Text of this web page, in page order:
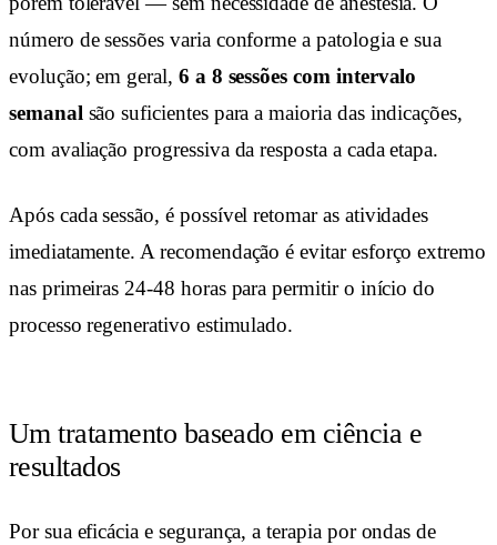
número de sessões varia conforme a patologia e sua
evolução; em geral, 6 a 8 sessões com intervalo
semanal são suficientes para a maioria das indicações,
com avaliação progressiva da resposta a cada etapa.
Após cada sessão, é possível retomar as atividades
imediatamente. A recomendação é evitar esforço extremo
nas primeiras 24-48 horas para permitir o início do
processo regenerativo estimulado.
Um tratamento baseado em ciência e
resultados
Por sua eficácia e segurança, a terapia por ondas de